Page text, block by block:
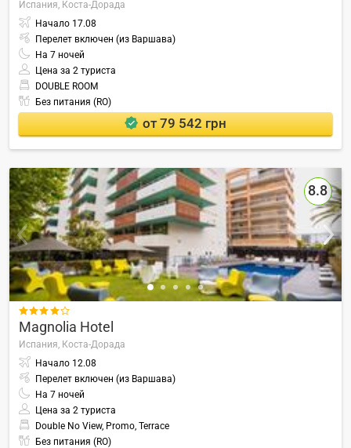
Испания, Коста-Дорада
Начало 17.08
Перелет включен (из Варшава)
На 7 ночей
Цена за 2 туриста
DOUBLE ROOM
Без питания (RO)
от 79 542 грн
8.8

Magnolia Hotel
Испания, Коста-Дорада
Начало 12.08
Перелет включен (из Варшава)
На 7 ночей
Цена за 2 туриста
Double No View, Promo, Terrace
Без питания (RO)